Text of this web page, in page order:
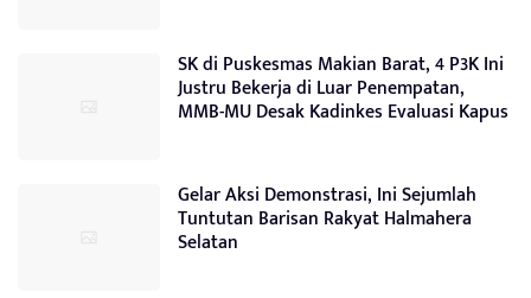
SK di Puskesmas Makian Barat, 4 P3K Ini
Justru Bekerja di Luar Penempatan,
MMB-MU Desak Kadinkes Evaluasi Kapus
Gelar Aksi Demonstrasi, Ini Sejumlah
Tuntutan Barisan Rakyat Halmahera
Selatan